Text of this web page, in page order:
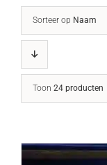
Sorteer op Naam
Toon 24 producten